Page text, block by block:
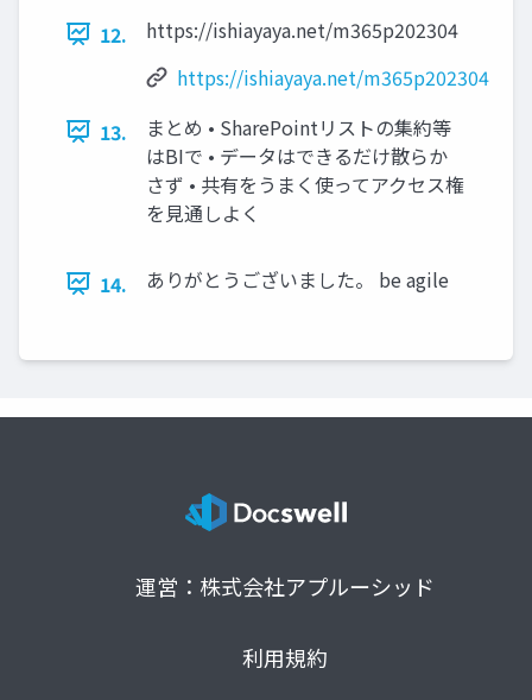
12.
https://ishiayaya.net/m365p202304
https://ishiayaya.net/m365p202304
13.
まとめ • SharePointリストの集約等
はBIで • データはできるだけ散らか
さず • 共有をうまく使ってアクセス権
を見通しよく
14. ありがとうございました。 be agile
運営：株式会社アプルーシッド
利用規約